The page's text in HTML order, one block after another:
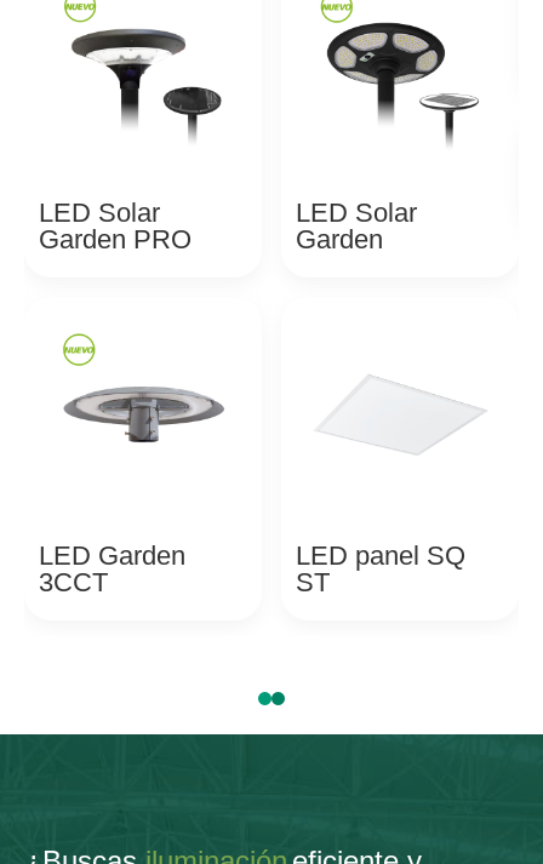
LED Solar
Garden PRO
LED Solar
Garden
LED Garden
3CCT
LED panel SQ
ST